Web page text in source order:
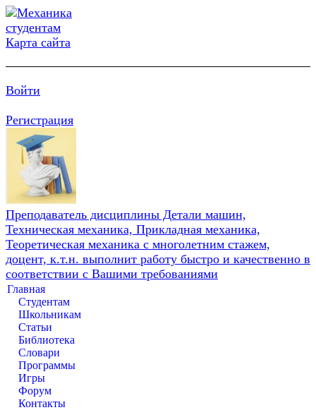
Карта сайта
Войти
Регистрация
Преподаватель дисциплины Детали машин,
Техническая механика, Прикладная механика,
Теоретическая механика с многолетним стажем,
доцент, к.т.н. выполнит работу быстро и качественно в
соответствии с Вашими требованиями
Главная
Студентам
Школьникам
Статьи
Библиотека
Словари
Программы
Игры
Форум
Контакты